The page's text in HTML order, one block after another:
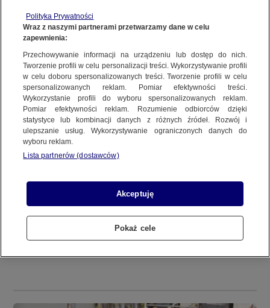
GORĄCE TEMATY
WIĘCEJ
KANAŁY
REGULAMIN SERWISU
POLITYKA PRYWATNOŚCI
Copyright (C) 1997-2025 Korzystanie z materiałów redakcyjnych TVN S.A. / TVN Media Sp. z
MATERIAŁ UŻYTKOWNIKA
Polityka Prywatności
Wraz z naszymi partnerami przetwarzamy dane w celu
zapewnienia:
Przechowywanie informacji na urządzeniu lub dostęp do nich.
Tworzenie profili w celu personalizacji treści. Wykorzystywanie profili
w celu doboru spersonalizowanych treści. Tworzenie profili w celu
spersonalizowanych reklam. Pomiar efektywności treści.
Wykorzystanie profili do wyboru spersonalizowanych reklam.
Pomiar efektywności reklam. Rozumienie odbiorców dzięki
statystyce lub kombinacji danych z różnych źródeł. Rozwój i
ulepszanie usług. Wykorzystywanie ograniczonych danych do
wyboru reklam.
Lista partnerów (dostawców)
Akceptuję
Pokaż cele